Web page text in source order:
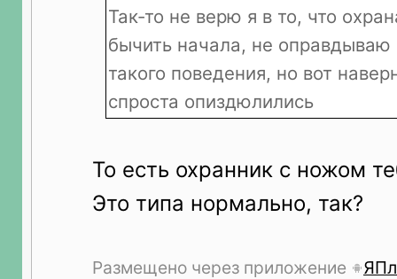
Так-то не верю я в то, что
бычить начала, не оправдываю
такого поведения, но вот
спроста опиздюлились
То есть охранник с ножом
Это типа нормально, так?
Размещено через приложение